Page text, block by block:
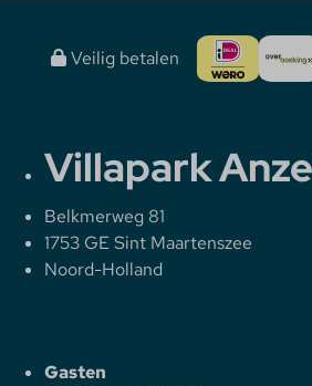
Veilig betalen
Villapark
Belkmerweg 81
1753 GE Sint Maartenszee
Noord-Holland
Gasten